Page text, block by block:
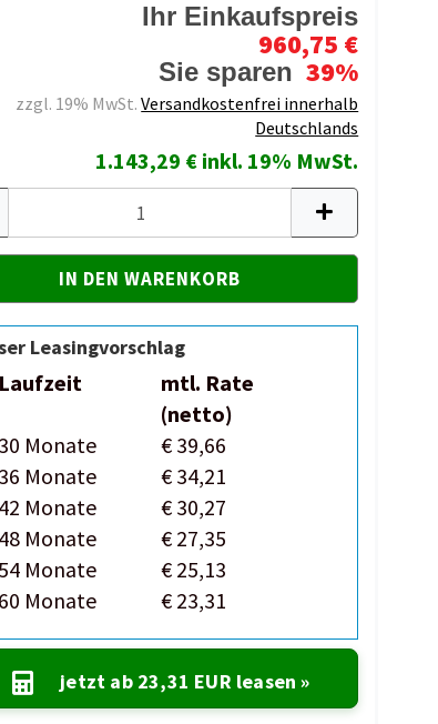
Ihr Einkaufspreis
960,75 €
Sie sparen 39%
zzgl. 19% MwSt.Versandkostenfrei innerhalb
Deutschlands
1.143,29 € inkl. 19% MwSt.
Leasingvorschlag
Laufzeit
mtl. Rate
(netto)
30 Monate
€ 39,66
36 Monate
€ 34,21
42 Monate
€ 30,27
48 Monate
€ 27,35
54 Monate
€ 25,13
60 Monate
€ 23,31
jetzt ab 23,31 EUR leasen »